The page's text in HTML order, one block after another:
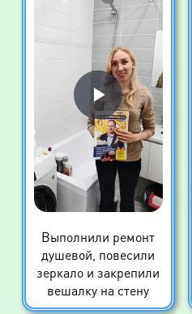
Выполнили ремонт
душевой, повесили
зеркало и закрепили
вешалку на стену